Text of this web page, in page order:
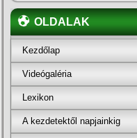
OLDALAK
Kezdőlap
Videógaléria
Lexikon
A kezdetektől napjainkig